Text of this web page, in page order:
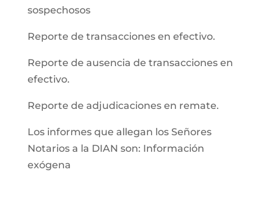
sospechosos
Reporte de transacciones en efectivo.
Reporte de ausencia de transacciones en
efectivo.
Reporte de adjudicaciones en remate.
Los informes que allegan los Señores
Notarios a la DIAN son: Información
exógena